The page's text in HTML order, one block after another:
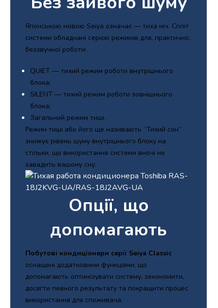
Японською мовою Seiya означає — тиха ніч. Спліт
системи обладнані серією режимів для, практично,
беззвучної роботи:
QUIET — тихий режим роботи внутрішнього
блока;
SILENT — тихий режим роботи зовнішнього
блока;
Загальний режим тиші.
Режим тиші або його ще називають “Тихий сон”
знижує рівень шуму внутрішнього блоку на
стільки, що використання системи вночі не
завадить вашому сну.
Опції, що
допомагають
Побутові кондиціонери серії Seiya Classic
оснащені додатковими функціями, що
допомагають оптимізувати систему, зекономити,
досягти певного результату та покращити процес
використання для споживача.